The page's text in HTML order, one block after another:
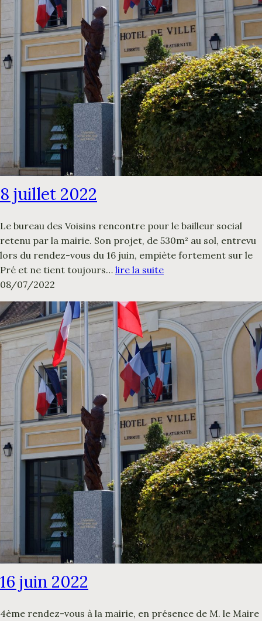
8 juillet 2022
Le bureau des Voisins rencontre pour le bailleur social
retenu par la mairie. Son projet, de 530m² au sol, entrevu
lors du rendez-vous du 16 juin, empiète fortement sur le
Pré et ne tient toujours… lire la suite
08/07/2022
16 juin 2022
4ème rendez-vous à la mairie, en présence de M. le Maire